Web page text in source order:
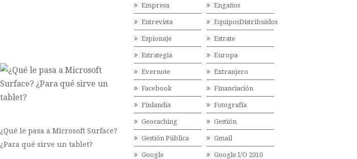
¿Qué le pasa a Microsoft Surface?
¿Para qué sirve un tablet?
Empresa Engaños
Entrevista EquiposDistribuidos
Espionaje Estrate
Estrategia Europa
Evernote Extranjero
Facebook Financiación
Finlandia Fotografía
Geocaching Gestión
Gestión Pública Gmail
Google Google I/O 2010